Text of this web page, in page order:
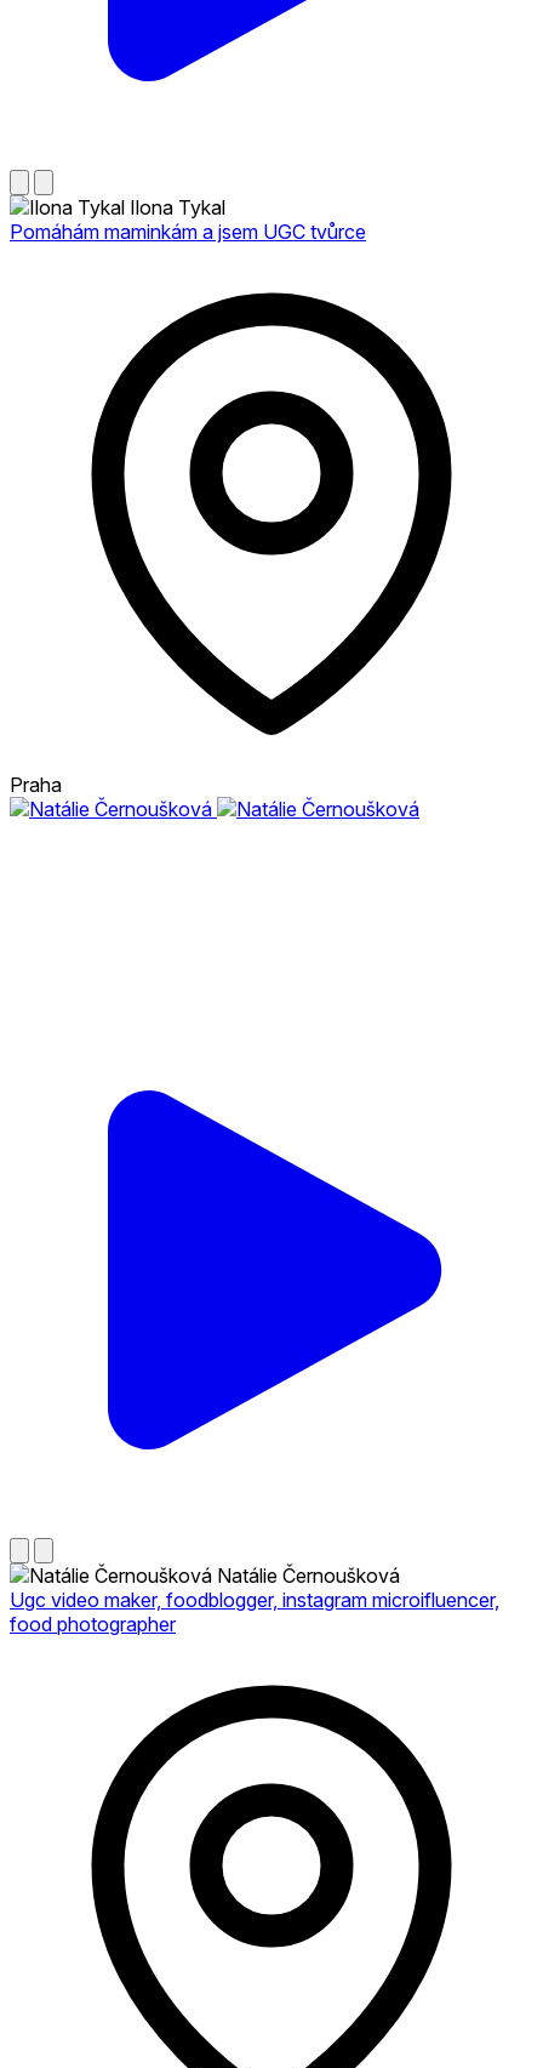
Ilona Tykal
Pomáhám maminkám a jsem UGC tvůrce
Praha
Natálie Černoušková
Ugc video maker, foodblogger, instagram microifluencer,
food photographer